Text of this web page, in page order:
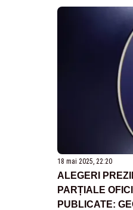
18 mai 2025, 22:20
ALEGERI
PARȚIALE
PUBLICATE: